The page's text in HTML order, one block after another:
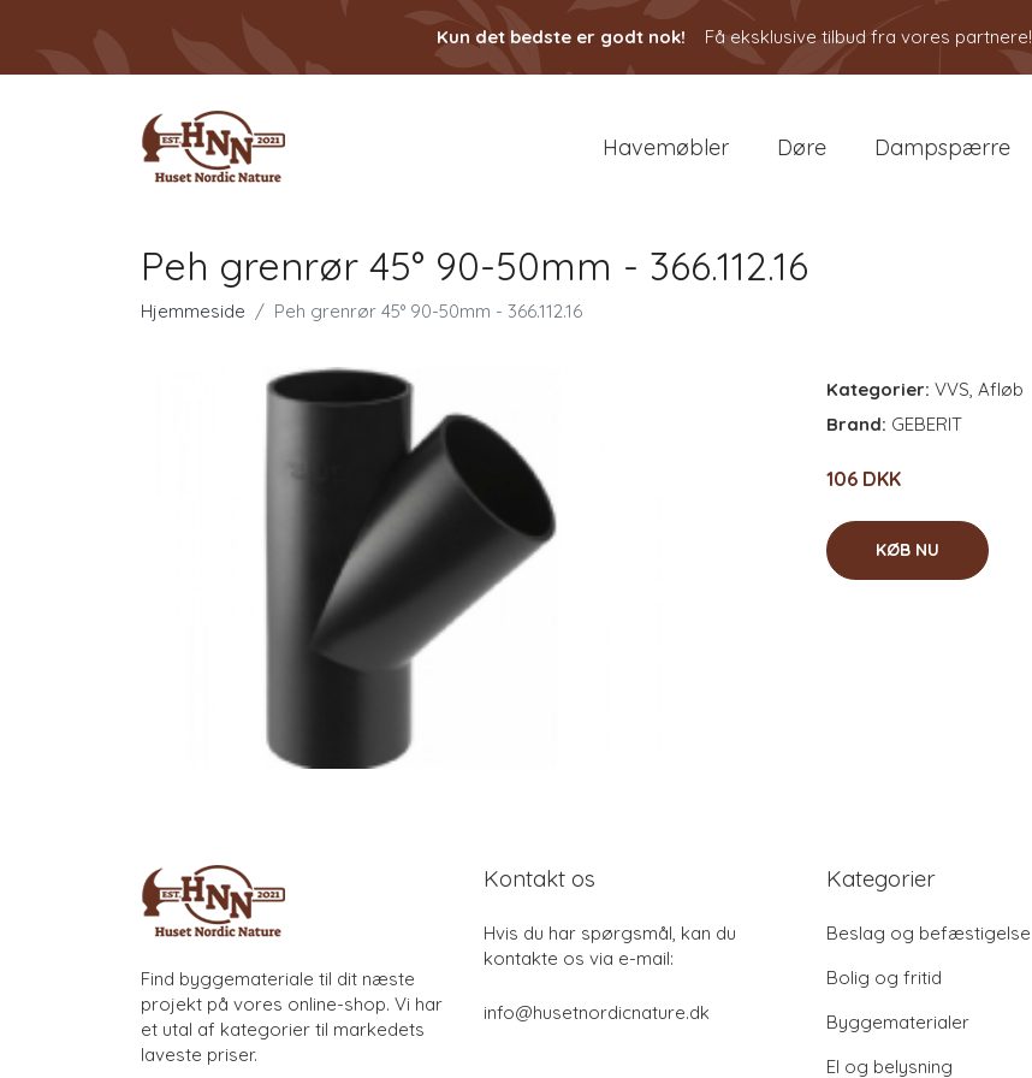
Kun det bedste er godt nok! Få eksklusive tilbud fra vores partnere!
Havemøbler Døre Dampspærre
Peh grenrør 45° 90-50mm - 366.112.16
Hjemmeside Peh grenrør 45° 90-50mm - 366.112.16
Kategorier: VVS, Afløb
Brand: GEBERIT
106 DKK
KØB NU
Find byggemateriale til dit næste
projekt på vores online-shop. Vi har
et utal af kategorier til markedets
laveste priser.
Kontakt os
Hvis du har spørgsmål, kan du
kontakte os via e-mail:
info@husetnordicnature.dk
Kategorier
Beslag og befæstigelse
Bolig og fritid
Byggematerialer
El og belysning